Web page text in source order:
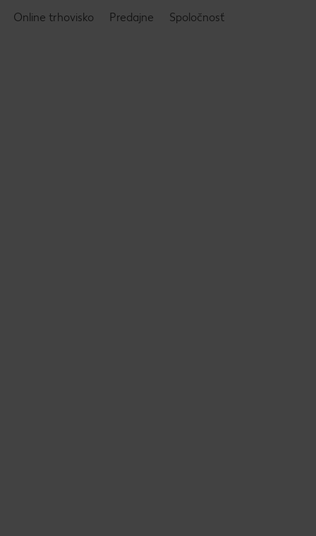
Online trhovisko Predajne Spoločnosť